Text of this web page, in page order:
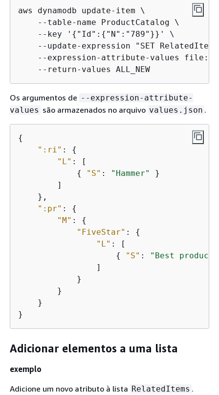
aws dynamodb update-item \
    --table-name ProductCatalog \
    --key '
{ "Id": { "N":"789"}}' \
--update-expression "SET
--expression-attribute-values
    --return-values ALL_NEW
Os argumentos de --expression-attribute-
values são armazenados no arquivo values.json .
{
":ri" : {
"L" : [
{
"S" : "Hammer"
}
        ]
    },
":pr" : {
"M" : {
"FiveStar" : {
"L" : [
{
"S" :
"Best product
                ]
            }
        }
    }
}
Adicionar elementos a uma lista
exemplo
Adicione um novo atributo à lista RelatedItems .